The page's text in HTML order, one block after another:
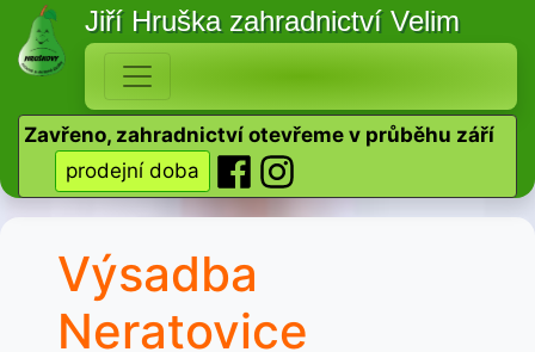
Jiří Hruška zahradnictví Velim
Zavřeno, zahradnictví otevřeme v průběhu září
prodejní doba
Výsadba
Neratovice